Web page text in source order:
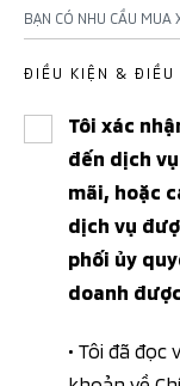
BẠN CÓ NHU CẦU MUA
ĐIỀU KIỆN & ĐIỀU
Tôi xác
đến dịch
mãi, hoặc
dịch vụ
phối ủy
doanh
• Tôi đã